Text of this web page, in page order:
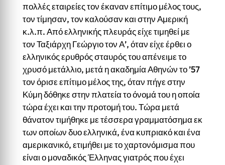
πολλές εταιρείες τον έκαναν επίτιμο μέλος τους,
τον τίμησαν, τον καλούσαν και στην Αμερική
κ.λ.π. Από ελληνικής πλευράς είχε τιμηθεί με
τον Ταξιάρχη Γεώργιο τον Α’, όταν είχε έρθει ο
ελληνικός ερυθρός σταυρός του απένειμε το
χρυσό μετάλλιο, μετά η ακαδημία Αθηνών το ’57
τον όρισε επίτιμο μέλος της, όταν πήγε στην
Κύμη δόθηκε στην πλατεία το όνομά του η οποία
τώρα έχει και την προτομή του. Τώρα μετά
θάνατον τιμήθηκε με τέσσερα γραμματόσημα εκ
των οποίων δυο ελληνικά, ένα κυπριακό και ένα
αμερικανικό, ετιμήθει με το χαρτονόμισμα που
είναι ο μοναδικός Έλληνας γιατρός που έχει